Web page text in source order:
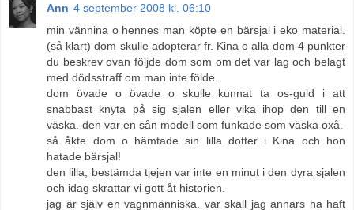
Ann 4 september 2008 kl. 06:10
min vännina o hennes man köpte en bärsjal i eko material.
(så klart) dom skulle adopterar fr. Kina o alla dom 4 punkter
du beskrev ovan följde dom som om det var lag och belagt
med dödsstraff om man inte földe.
dom övade o övade o skulle kunnat ta os-guld i att
snabbast knyta på sig sjalen eller vika ihop den till en
väska. den var en sån modell som funkade som väska oxå.
så åkte dom o hämtade sin lilla dotter i Kina och hon
hatade bärsjal!
den lilla, bestämda tjejen var inte en minut i den dyra sjalen
och idag skrattar vi gott åt historien.
jag är själv en vagnmänniska. var skall jag annars ha haft